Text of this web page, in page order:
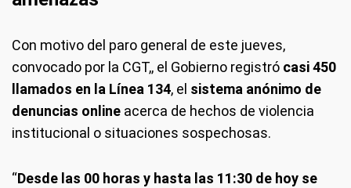
Con motivo del paro general de este jueves,
convocado por la CGT,, el Gobierno registró casi 450
llamados en la Línea 134, el sistema anónimo de
denuncias online acerca de hechos de violencia
institucional o situaciones sospechosas.
“Desde las 00 horas y hasta las 11:30 de hoy se